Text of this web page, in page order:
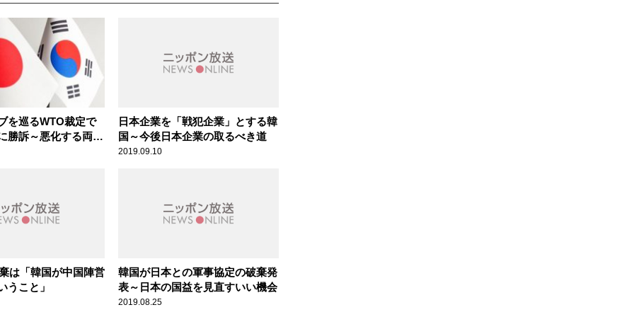
を巡るWTO裁定で
勝訴～悪化する両国
日本企業を「戦犯企業」とする韓
国～今後日本企業の取るべき道
2019.09.10
は「韓国が中国陣営
うこと」
韓国が日本との軍事協定の破棄発
表～日本の国益を見直すいい機会
2019.08.25